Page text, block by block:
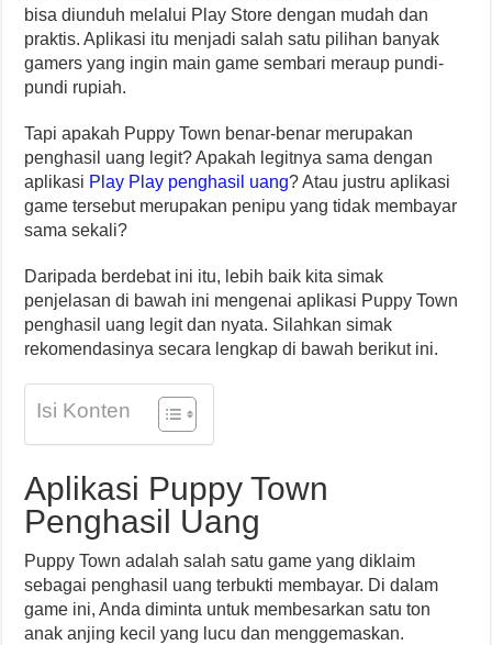
bisa diunduh melalui Play Store dengan mudah dan
praktis. Aplikasi itu menjadi salah satu pilihan banyak
gamers yang ingin main game sembari meraup pundi-
pundi rupiah.
Tapi apakah Puppy Town benar-benar merupakan
penghasil uang legit? Apakah legitnya sama dengan
aplikasi Play Play penghasil uang? Atau justru aplikasi
game tersebut merupakan penipu yang tidak membayar
sama sekali?
Daripada berdebat ini itu, lebih baik kita simak
penjelasan di bawah ini mengenai aplikasi Puppy Town
penghasil uang legit dan nyata. Silahkan simak
rekomendasinya secara lengkap di bawah berikut ini.
Isi Konten
Aplikasi Puppy Town
Penghasil Uang
Puppy Town adalah salah satu game yang diklaim
sebagai penghasil uang terbukti membayar. Di dalam
game ini, Anda diminta untuk membesarkan satu ton
anak anjing kecil yang lucu dan menggemaskan.